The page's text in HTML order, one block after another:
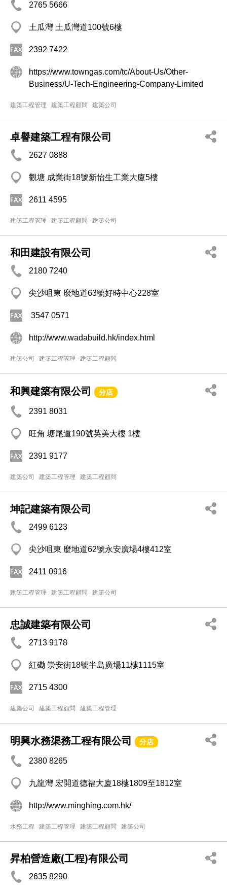
2765 5666
土瓜灣 土瓜灣道100號6樓
2392 7422
https://www.towngas.com/tc/About-Us/Other-
Business/U-Tech-Engineering-Company-Limited
建築工程管理 建築工程顧問 建築公司
卓譽建築工程有限公司
2627 0888
觀塘 成業街18號新怡生工業大廈5樓
2611 4595
建築工程管理 建築工程顧問 建築公司
和田建設有限公司
2180 7240
尖沙咀東 麼地道63號好時中心228室
3547 0571
http://www.wadabuild.hk/index.html
建築公司 建築工程管理 建築工程顧問
和興建築有限公司 分店
2391 8031
旺角 塘尾道190號英美大樓 1樓
2391 9177
建築公司 建築工程管理 建築工程顧問
坤記建築有限公司
2499 6123
尖沙咀東 麼地道62號永安廣場4樓412室
2411 0916
建築工程管理 建築工程顧問 建築公司
忠誠建築有限公司
2713 9178
紅磡 崇安街18號半島廣場11樓1115室
2715 4300
建築公司 建築工程顧問 建築工程管理
明興水務渠務工程有限公司 分店
2380 8265
九龍灣 宏開道德福大廈18樓1809至1812室
http://www.minghing.com.hk/
水務工程 建築工程管理 建築工程顧問 建築公司
昇柏營造廠(工程)有限公司
2635 8290